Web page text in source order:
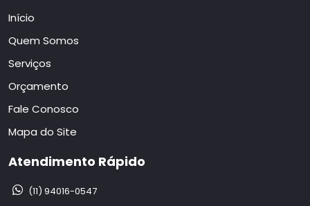
Início
Quem Somos
Serviços
Orçamento
Fale Conosco
Mapa do Site
Atendimento Rápido
(11) 94016-0547